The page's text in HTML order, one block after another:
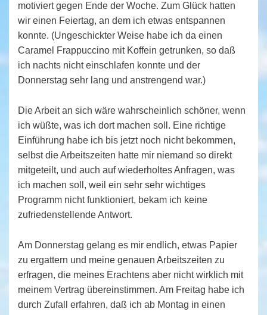
motiviert gegen Ende der Woche. Zum Glück hatten
wir einen Feiertag, an dem ich etwas entspannen
konnte. (Ungeschickter Weise habe ich da einen
Caramel Frappuccino mit Koffein getrunken, so daß
ich nachts nicht einschlafen konnte und der
Donnerstag sehr lang und anstrengend war.)
Die Arbeit an sich wäre wahrscheinlich schöner, wenn
ich wüßte, was ich dort machen soll. Eine richtige
Einführung habe ich bis jetzt noch nicht bekommen,
selbst die Arbeitszeiten hatte mir niemand so direkt
mitgeteilt, und auch auf wiederholtes Anfragen, was
ich machen soll, weil ein sehr sehr wichtiges
Programm nicht funktioniert, bekam ich keine
zufriedenstellende Antwort.
Am Donnerstag gelang es mir endlich, etwas Papier
zu ergattern und meine genauen Arbeitszeiten zu
erfragen, die meines Erachtens aber nicht wirklich mit
meinem Vertrag übereinstimmen. Am Freitag habe ich
durch Zufall erfahren, daß ich ab Montag in einen